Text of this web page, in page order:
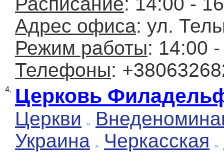
Адрес офиса: ул.
Режим работы: 14:00
Телефоны:
4. Церковь
Церкви
Украина
Черкасская